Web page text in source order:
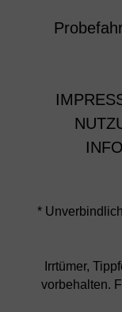
*
Irrtümer,
vorbehalten.